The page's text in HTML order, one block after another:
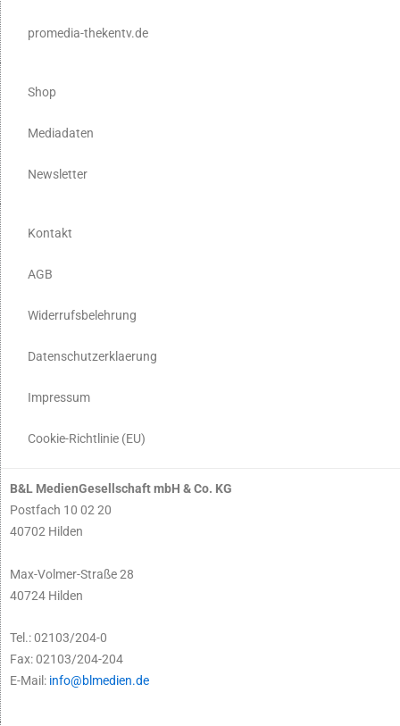
promedia-thekentv.de
Shop
Mediadaten
Newsletter
Kontakt
AGB
Widerrufsbelehrung
Datenschutzerklaerung
Impressum
Cookie-Richtlinie (EU)
B&L MedienGesellschaft mbH & Co. KG
Postfach 10 02 20
40702 Hilden
Max-Volmer-Straße 28
40724 Hilden
Tel.: 02103/204-0
Fax: 02103/204-204
E-Mail: info@blmedien.de